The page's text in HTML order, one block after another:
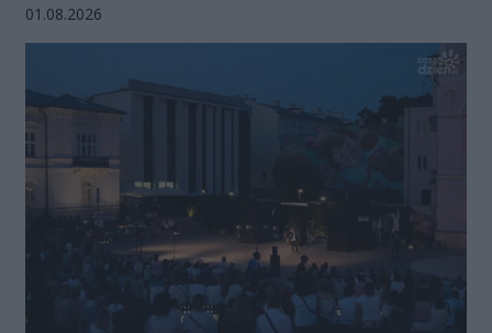
Data dodania galerii:
01.08.2026